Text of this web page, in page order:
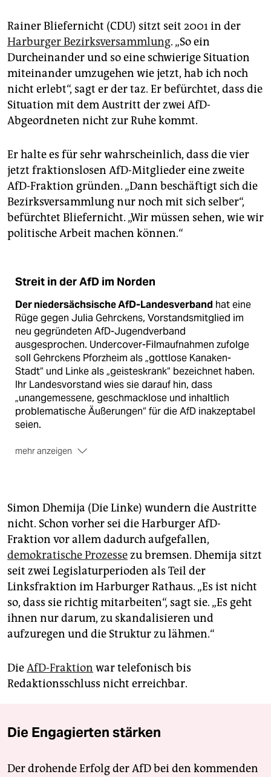
Rainer Bliefernicht (CDU) sitzt seit 2001 in der
Harburger Bezirksversammlung. „So ein
Durcheinander und so eine schwierige Situation
miteinander umzugehen wie jetzt, hab ich noch
nicht erlebt“, sagt er der taz. Er befürchtet, dass die
Situation mit dem Austritt der zwei AfD-
Abgeordneten nicht zur Ruhe kommt.
Er halte es für sehr wahrscheinlich, dass die vier
jetzt fraktionslosen AfD-Mitglieder eine zweite
AfD-Fraktion gründen. „Dann beschäftigt sich die
Bezirksversammlung nur noch mit sich selber“,
befürchtet Bliefernicht. „Wir müssen sehen, wie wir
politische Arbeit machen können.“
Streit in der AfD im Norden
Der niedersächsische AfD-Landesverband hat eine
Rüge gegen Julia Gehrckens, Vorstandsmitglied im
neu gegründeten AfD-Jugendverband
ausgesprochen. Undercover-Filmaufnahmen zufolge
soll Gehrckens Pforzheim als „gottlose Kanaken-
Stadt“ und Linke als „geisteskrank“ bezeichnet haben.
Ihr Landesvorstand wies sie darauf hin, dass
„unangemessene, geschmacklose und inhaltlich
problematische Äußerungen“ für die AfD inakzeptabel
seien.
mehr anzeigen
Vetternwirtschaft vorgeworfen: Sie soll staatliche
Mittel für die Beschäftigung von Verwandten oder
Partner:innen anderer Fraktionskolleg:innen
zweckentfremdet haben. Der Fall sorgt für massive
Spannungen zwischen dem Landesverband und der
Berliner Fraktion.
Dem niedersächsischen Landesvorsitzenden
Ansgar Schleddewird zudem vorgeworfen, ein
geheimes Netzwerk geknüpft zu haben. Eine EU-
Abgeordnete und weitere Insider werfen der Führung
Günstlingswirtschaft zu vergeben.Mitglieder
berichten von einem „Schweigegelübde“
Handzeichen und massivem Druck auf
konkurrierender Wahllisten 2023
gelähmt. Gegenseitige juristische Verfahren und
Simon Dhemija (Die Linke) wundern die Austritte
nicht. Schon vorher sei die Harburger AfD-
Fraktion vor allem dadurch aufgefallen,
demokratische Prozessezu bremsen. Dhemija sitzt
seit zwei Legislaturperioden als Teil der
Linksfraktion im Harburger Rathaus. „Es ist nicht
so, dass sie richtig mitarbeiten“, sagt sie. „Es geht
ihnen nur darum, zu skandalisieren und
aufzuregen und die Struktur zu lähmen.“
DieAfD-Fraktion war telefonisch bis
Redaktionsschluss nicht erreichbar.
Die Engagierten stärken
Der drohende Erfolg der AfD bei den kommenden